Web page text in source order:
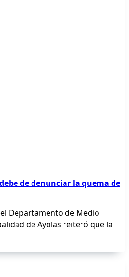
de denunciar la quema de
Departamento de Medio
de Ayolas reiteró que la